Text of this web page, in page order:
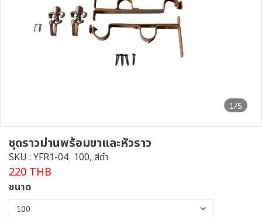
1/5
ชุดราวม่านพร้อมขาและหัวราว
SKU : YFR1-04 100, สีดำ
220 THB
ขนาด
100